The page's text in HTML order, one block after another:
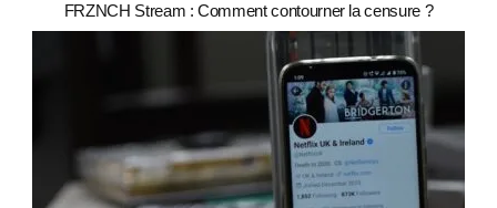
FRZNCH Stream : Comment contourner la censure ?